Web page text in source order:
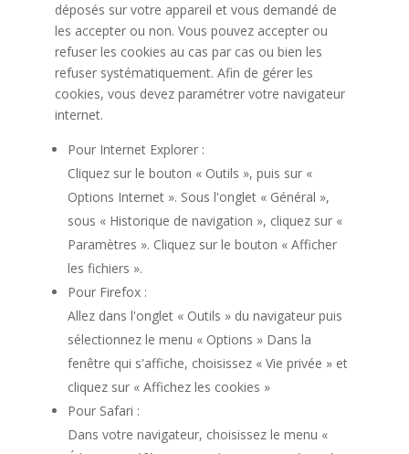
déposés sur votre appareil et vous demandé de
les accepter ou non. Vous pouvez accepter ou
refuser les cookies au cas par cas ou bien les
refuser systématiquement. Afin de gérer les
cookies, vous devez paramétrer votre navigateur
internet.
Pour Internet Explorer :
Cliquez sur le bouton « Outils », puis sur «
Options Internet ». Sous l'onglet « Général »,
sous « Historique de navigation », cliquez sur «
Paramètres ». Cliquez sur le bouton « Afficher
les fichiers ».
Pour Firefox :
Allez dans l'onglet « Outils » du navigateur puis
sélectionnez le menu « Options » Dans la
fenêtre qui s'affiche, choisissez « Vie privée » et
cliquez sur « Affichez les cookies »
Pour Safari :
Dans votre navigateur, choisissez le menu «